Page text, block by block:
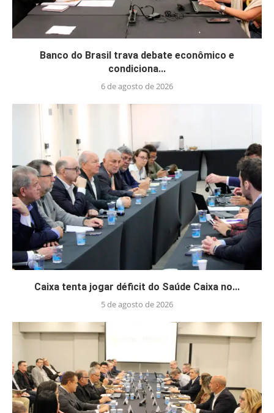
Banco do Brasil trava debate econômico e
condiciona...
6 de agosto de 2026
Caixa tenta jogar déficit do Saúde Caixa no...
5 de agosto de 2026